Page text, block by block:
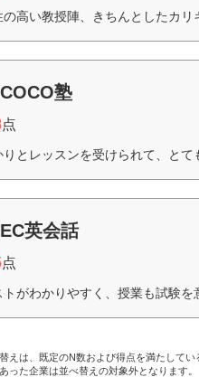
の高い教授陣、きちんとしたカリ
COCO塾
点
りとレッスンを受けられて、とて
EC英会話
点
トがわかりやすく、授業も試験を
えは、既定のN数および得点を満たしてい
った企業は並べ替えの対象外となります。